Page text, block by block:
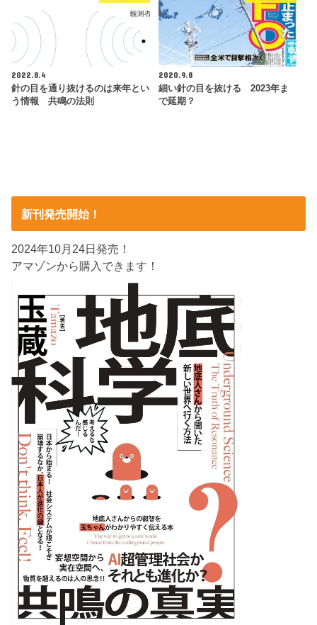
2022.8.4
針の目を通り抜けるのは来年とい
う情報 共鳴の法則
2020.9.8
細い針の目を抜ける 2023年ま
で延期？
新刊発売開始！
2024年10月24日発売！
アマゾンから購入できます！